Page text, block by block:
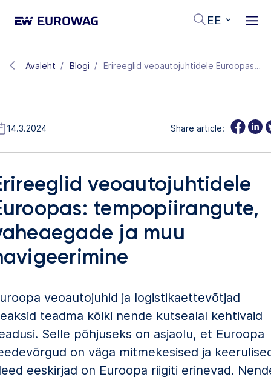
EE
Avaleht Blogi Erireeglid veoautojuhtidele Euroopas: tempopiirangute, vaheaegade ja muu navigeerimine
14.3.2024 Share article:
veoautojuhtidele
tempopiirangute,
ja muu
veoautojuhid ja logistikaettevõtjad
teadma kõiki nende kutsealal kehtivaid
Selle põhjuseks on asjaolu, et Euroopa
on väga mitmekesised ja
eeskirjad on Euroopa riigiti erinevad.